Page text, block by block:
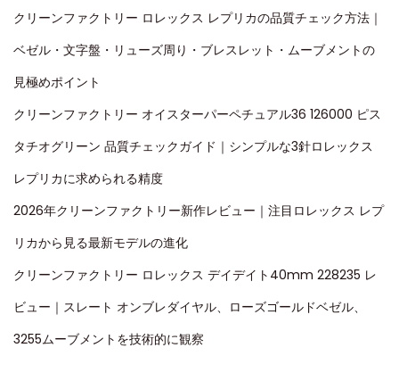
クリーンファクトリー ロレックス レプリカの品質チェック方法｜
ベゼル・文字盤・リューズ周り・ブレスレット・ムーブメントの
見極めポイント
クリーンファクトリー オイスターパーペチュアル36 126000 ピス
タチオグリーン 品質チェックガイド｜シンプルな3針ロレックス
レプリカに求められる精度
2026年クリーンファクトリー新作レビュー｜注目ロレックス レプ
リカから見る最新モデルの進化
クリーンファクトリー ロレックス デイデイト40mm 228235 レ
ビュー｜スレート オンブレダイヤル、ローズゴールドベゼル、
3255ムーブメントを技術的に観察